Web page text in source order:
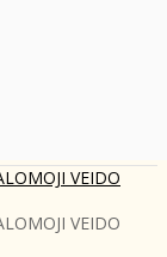
VEIDO
VEIDO